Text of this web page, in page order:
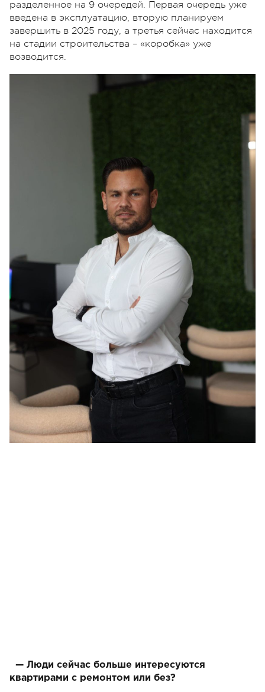
разделенное на 9 очередей. Первая очередь уже
введена в эксплуатацию, вторую планируем
завершить в 2025 году, а третья сейчас находится
на стадии строительства – «коробка» уже
возводится.
— Люди сейчас больше интересуются
квартирами с ремонтом или без?